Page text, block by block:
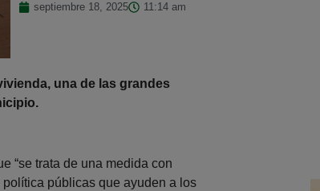
septiembre 18, 2025 11:14 am
una de las grandes
“se trata de una medida con
públicas que ayuden a los